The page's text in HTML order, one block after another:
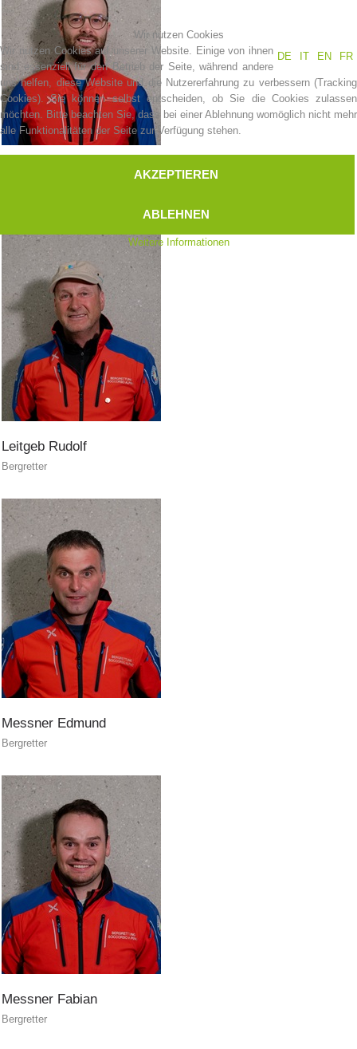
Hundeführer
Helfer vor Ort
Pistenrettung
Leitgeb Rudolf
Bergretter
Messner Edmund
Bergretter
Messner Fabian
Bergretter
Wir nutzen Cookies
DE
IT EN FR
Wir nutzen Cookies auf unserer Website. Einige von ihnen
sind essenziell für den Betrieb der Seite, während andere
uns helfen, diese Website und die Nutzererfahrung zu verbessern (Tracking
Cookies). Sie können selbst entscheiden, ob Sie die Cookies zulassen
möchten. Bitte beachten Sie, dass bei einer Ablehnung womöglich nicht mehr
alle Funktionalitäten der Seite zur Verfügung stehen.
AKZEPTIEREN
ABLEHNEN
Weitere Informationen